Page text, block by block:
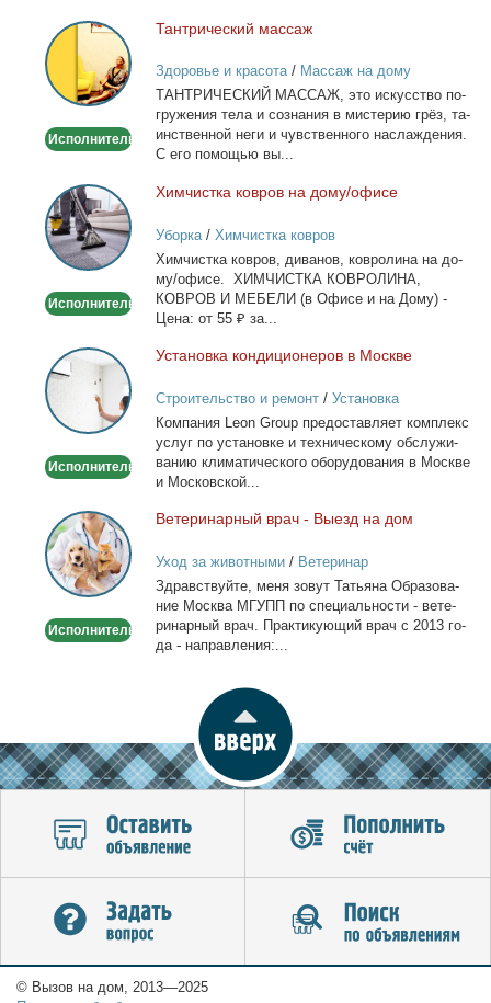
Тантрический
массаж
Исполнитель
Тан­три­че­ский мас­саж
Здоровье и красота/ Массаж на дому
ТАНТРИЧЕСКИЙ МАССАЖ, это ис­кус­ство по­
гру­же­ния те­ла и со­зна­ния в ми­сте­рию грёз, та­
ин­ствен­ной неги и чув­ствен­но­го на­сла­жде­ния.
С его по­мо­щью вы...
Химчистка
ковров
на
дому/
Исполнитель
Хим­чист­ка ков­ров на до­му/офи­се
Уборка/ Химчистка ковров
Хим­чист­ка ков­ров, ди­ва­нов, ков­ро­ли­на на до­
му/офи­се. ХИМЧИСТКА КОВРОЛИНА,
КОВРОВ И МЕБЕЛИ (в Офи­се и на До­му) -
Це­на: от 55 ₽ за...
Установка
кондиционеров
в
Москве
Исполнитель
Уста­нов­ка кон­ди­ци­о­не­ров в Москве
Строительство и ремонт/ Установка
кондиционеров
Ком­па­ния Leon Group предо­став­ля­ет ком­плекс
услуг по уста­нов­ке и тех­ни­че­ско­му об­слу­жи­
ва­нию кли­ма­ти­че­ско­го обо­ру­до­ва­ния в Москве
и Мос­ков­ской...
Ветеринарный
врач
-
Выезд
дом
Исполнитель
Ве­те­ри­нар­ный врач - Вы­езд на дом
Уход за животными/ Ветеринар
Здрав­ствуй­те, ме­ня зо­вут Та­тья­на Об­ра­зо­ва­
ние Москва МГУПП по спе­ци­аль­но­сти - ве­те­
ри­нар­ный врач. Прак­ти­ку­ю­щий врач с 2013 го­
да - на­прав­ле­ния:...
© Вызов на дом, 2013—2025